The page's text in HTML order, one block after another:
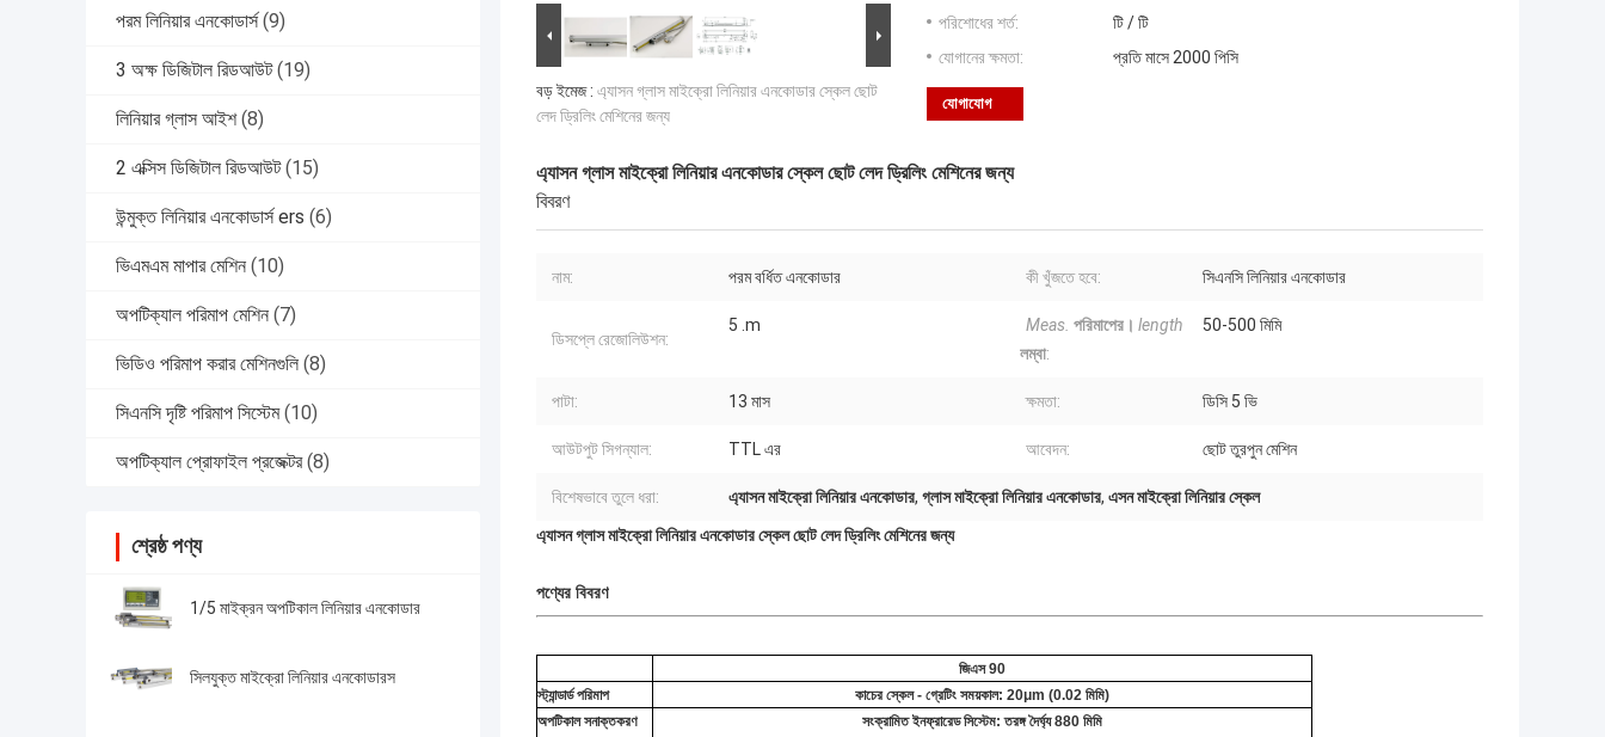
পরম লিনিয়ার এনকোডার্স (9)
3 অক্ষ ডিজিটাল রিডআউট (19)
লিনিয়ার গ্লাস আইশ (8)
2 এক্সিস ডিজিটাল রিডআউট (15)
উন্মুক্ত লিনিয়ার এনকোডার্স ers (6)
ভিএমএম মাপার মেশিন (10)
অপটিক্যাল পরিমাপ মেশিন (7)
ভিডিও পরিমাপ করার মেশিনগুলি (8)
সিএনসি দৃষ্টি পরিমাপ সিস্টেম (10)
অপটিক্যাল প্রোফাইল প্রজেক্টর (8)
শ্রেষ্ঠ পণ্য
1/5 মাইক্রন অপটিকাল লিনিয়ার এনকোডার
সিলযুক্ত মাইক্রো লিনিয়ার এনকোডারস
বড় ইমেজ : এ্যাসন গ্লাস মাইক্রো লিনিয়ার এনকোডার স্কেল ছোট
লেদ ড্রিলিং মেশিনের জন্য
পরিশোধের শর্ত:
টি / টি
যোগানের ক্ষমতা:
প্রতি মাসে 2000 পিসি
যোগাযোগ
এ্যাসন গ্লাস মাইক্রো লিনিয়ার এনকোডার স্কেল ছোট লেদ ড্রিলিং মেশিনের জন্য
বিবরণ
নাম: পরম বর্ধিত এনকোডার কী খুঁজতে হবে: সিএনসি লিনিয়ার এনকোডার
ডিসপ্লে রেজোলিউশন:
5 .m Meas. পরিমাপের। length
লম্বা:
50-500 মিমি
পাটা: 13 মাস ক্ষমতা: ডিসি 5 ভি
আউটপুট সিগন্যাল: TTL এর আবেদন: ছোট তুরপুন মেশিন
বিশেষভাবে তুলে ধরা: এ্যাসন মাইক্রো লিনিয়ার এনকোডার, গ্লাস মাইক্রো লিনিয়ার এনকোডার, এসন মাইক্রো লিনিয়ার স্কেল
এ্যাসন গ্লাস মাইক্রো লিনিয়ার এনকোডার স্কেল ছোট লেদ ড্রিলিং মেশিনের জন্য
পণ্যের বিবরণ
জিএস 90
স্ট্যান্ডার্ড পরিমাপ
কাচের স্কেল - গ্রেটিং সময়কাল: 20μm (0.02 মিমি)
অপটিকাল সনাক্তকরণ
সংক্রামিত ইনফ্রারেড সিস্টেম: তরঙ্গ দৈর্ঘ্য 880 মিমি